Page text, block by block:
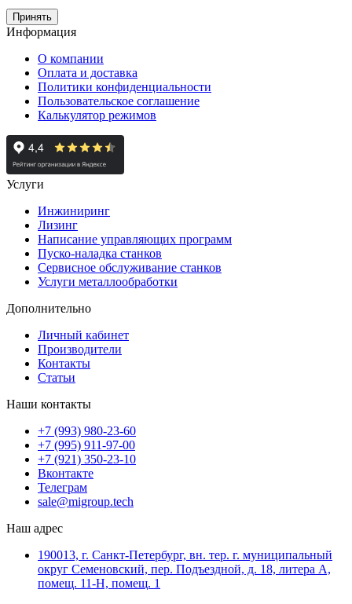
Принять
Информация
О компании
Оплата и доставка
Политики конфиденциальности
Пользовательское соглашение
Калькулятор режимов
Услуги
Инжиниринг
Лизинг
Написание управляющих программ
Пуско-наладка станков
Сервисное обслуживание станков
Услуги металлообработки
Дополнительно
Личный кабинет
Производители
Контакты
Статьи
Наши контакты
+7 (993) 980-23-60
+7 (995) 911-97-00
+7 (921) 350-23-10
Вконтакте
Телеграм
sale@migroup.tech
Наш адрес
190013, г. Санкт-Петербург, вн. тер. г. муниципальный
округ Семеновский, пер. Подъездной, д. 18, литера А,
помещ. 11-Н, помещ. 1